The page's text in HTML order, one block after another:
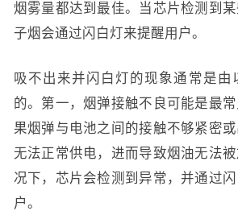
烟雾量都达到最佳。当芯片检测到
子烟会通过闪白灯来提醒用户。
吸不出来并闪白灯的现象通常是由
的。第一，烟弹接触不良可能是最
果烟弹与电池之间的接触不够紧密
无法正常供电，进而导致烟油无法
况下，芯片会检测到异常，并通过
户。